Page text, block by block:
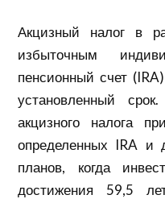
Акцизный налог в
избыточным
пенсионный счет
установленный
акцизного налога
определенных IRA и
планов, когда
достижения 59,5